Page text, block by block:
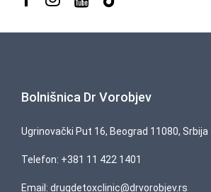
Bolnišnica Dr Vorobjev
Ugrinovački Put 16, Beograd 11080, Srbija
Telefon: +381 11 422 1401
Email: drugdetoxclinic@drvorobjev.rs